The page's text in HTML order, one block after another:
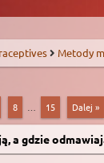
Metody
8 15 Dalej »
a gdzie